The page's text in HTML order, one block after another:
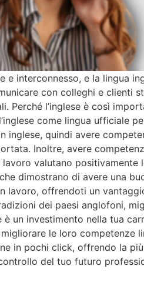
e interconnesso, e la lingua
con colleghi e
Perché l’inglese è così
come lingua ufficiale
inglese, quindi avere
Inoltre, avere
valutano
dimostrano di avere una
offrendoti un
dei paesi anglofoni,
è un investimento nella tua
le loro competenze
in pochi click, offrendo la
del tuo futuro